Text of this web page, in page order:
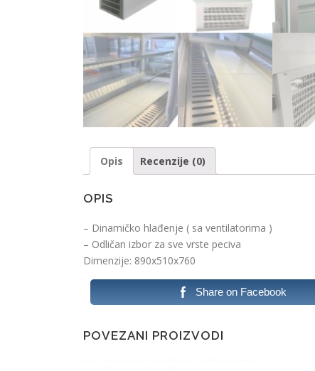
Opis Recenzije (0)
OPIS
– Dinamičko hlađenje ( sa ventilatorima )
– Odličan izbor za sve vrste peciva
Dimenzije: 890x510x760
Share on Facebook
POVEZANI PROIZVODI